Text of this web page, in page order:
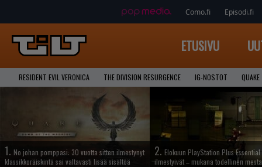
Como.fi Episodi.fi
ETUSIVU
RESIDENT EVIL VERONICA THE DIVISION RESURGENCE IG-NOSTOT QUAKE
1. No johan pomppasi: 30 vuotta sitten ilmestynyt
klassikkoräiskintä sai valtavasti lisää sisältöä
2. Elokuun PlayStation Plus
ilmestyivät – mukana todellinen